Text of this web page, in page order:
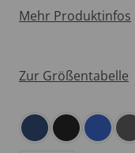
Mehr Produktinfos
Zur Größentabelle